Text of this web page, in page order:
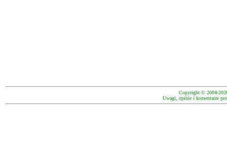
Copyright © 2004-
Uwagi, opinie i komentarze